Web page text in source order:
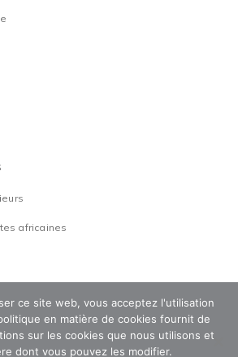
africaines
ce site web, vous acceptez l'utilisation
en matière de cookies fournit de
sur les cookies que nous utilisons et
dont vous pouvez les modifier.